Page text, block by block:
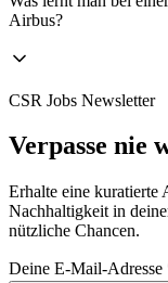
Airbus?
CSR Jobs Newsletter
Verpasse nie
Erhalte eine kuratierte
Nachhaltigkeit in
nützliche Chancen.
Deine E-Mail-Adresse